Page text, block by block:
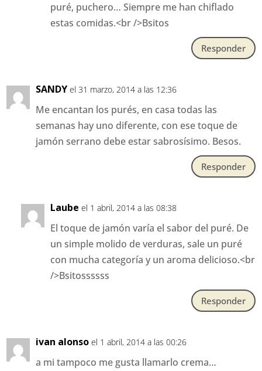
puré, puchero… Siempre me han chiflado
estas comidas.<br />Bsitos
Responder
SANDY el 31 marzo, 2014 a las 12:36
Me encantan los purés, en casa todas las
semanas hay uno diferente, con ese toque de
jamón serrano debe estar sabrosísimo. Besos.
Responder
Laube el 1 abril, 2014 a las 08:38
El toque de jamón varía el sabor del puré. De
un simple molido de verduras, sale un puré
con mucha categoría y un aroma delicioso.<br
/>Bsitossssss
Responder
ivan alonso el 1 abril, 2014 a las 00:26
a mi tampoco me gusta llamarlo crema…